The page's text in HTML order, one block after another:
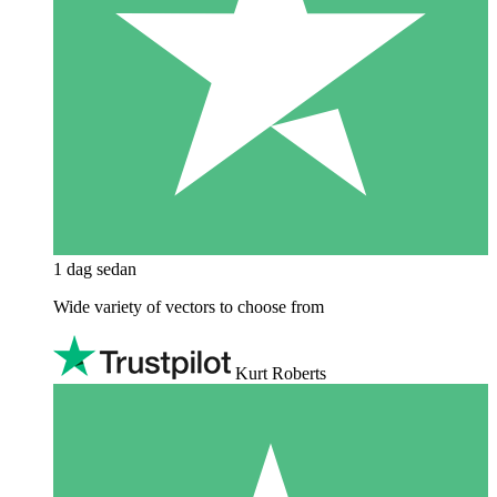
1 dag sedan
Wide variety of vectors to choose from
Kurt Roberts